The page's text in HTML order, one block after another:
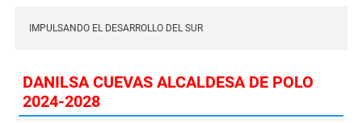
IMPULSANDO EL DESARROLLO DEL SUR
DANILSA CUEVAS ALCALDESA DE POLO
2024-2028